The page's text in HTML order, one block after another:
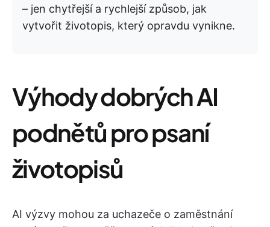
– jen chytřejší a rychlejší způsob, jak
vytvořit životopis, který opravdu vynikne.
Výhody dobrých AI
podnětů pro psaní
životopisů
AI výzvy mohou za uchazeče o zaměstnání